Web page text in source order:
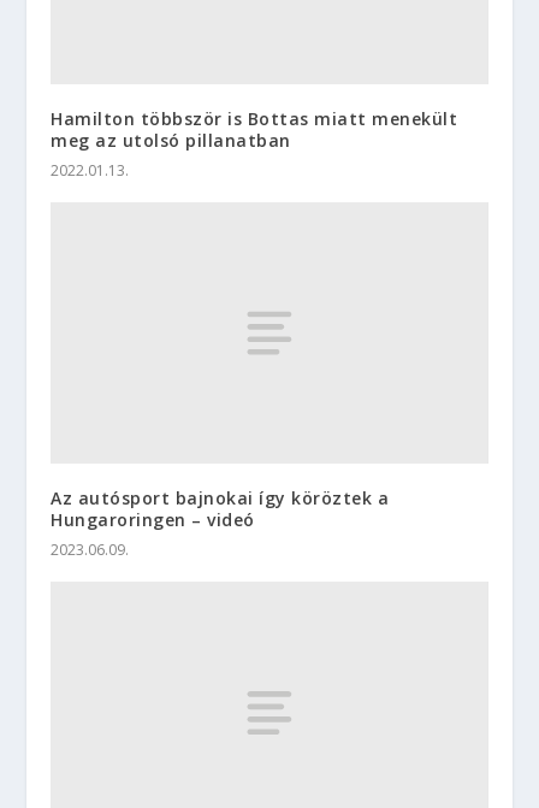
Hamilton többször is Bottas miatt menekült
meg az utolsó pillanatban
2022.01.13.
Az autósport bajnokai így köröztek a
Hungaroringen – videó
2023.06.09.